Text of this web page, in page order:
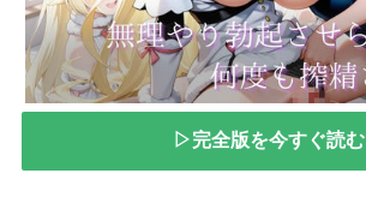
▷完全版を今すぐ読む